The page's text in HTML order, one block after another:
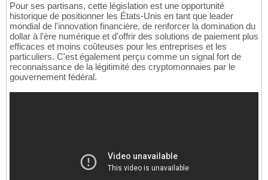
Pour ses partisans, cette législation est une opportunité
historique de positionner les États-Unis en tant que leader
mondial de l'innovation financière, de renforcer la domination du
dollar à l'ère numérique et d'offrir des solutions de paiement plus
efficaces et moins coûteuses pour les entreprises et les
particuliers. C'est également perçu comme un signal fort de
reconnaissance de la légitimité des cryptomonnaies par le
gouvernement fédéral.